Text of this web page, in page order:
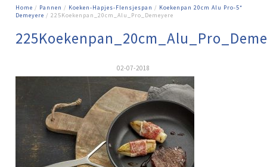
Home / Pannen / Koeken-Hapjes-Flensjespan / Koekenpan 20cm Alu Pro-5*
Demeyere / 225Koekenpan_20cm_Alu_Pro_Demeyere
02-07-2018